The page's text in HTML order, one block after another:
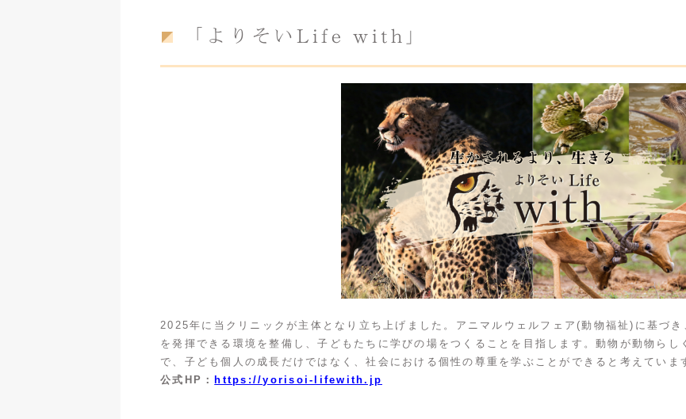
「よりそいLife with」
2025年に当クリニックが主体となり立ち上げました。アニマルウェルフェア(動物福祉)に基づき
を発揮できる環境を整備し、子どもたちに学びの場をつくることを目指します。動物が動物らし
で、子ども個人の成長だけではなく、社会における個性の尊重を学ぶことができると考えていま
公式HP： https://yorisoi-lifewith.jp